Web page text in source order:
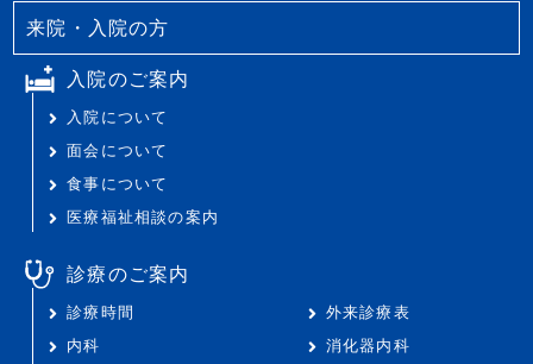
来院・入院の方
入院のご案内
入院について
面会について
食事について
医療福祉相談の案内
診療のご案内
診療時間
外来診療表
内科
消化器内科